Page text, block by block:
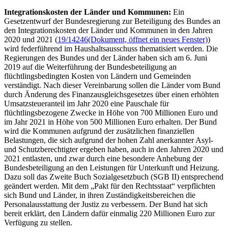
Integrationskosten der Länder und Kommunen: Ein
Gesetzentwurf der Bundesregierung zur Beteiligung des Bundes an
den Integrationskosten der Länder und Kommunen in den Jahren
2020 und 2021 (19/14246(Dokument, öffnet ein neues Fenster))
wird federführend im Haushaltsausschuss thematisiert werden. Die
Regierungen des Bundes und der Länder haben sich am 6. Juni
2019 auf die Weiterführung der Bundesbeteiligung an
flüchtlingsbedingten Kosten von Ländern und Gemeinden
verständigt. Nach dieser Vereinbarung sollen die Länder vom Bund
durch Änderung des Finanzausgleichsgesetzes über einen erhöhten
Umsatzsteueranteil im Jahr 2020 eine Pauschale für
flüchtlingsbezogene Zwecke in Höhe von 700 Millionen Euro und
im Jahr 2021 in Höhe von 500 Millionen Euro erhalten. Der Bund
wird die Kommunen aufgrund der zusätzlichen finanziellen
Belastungen, die sich aufgrund der hohen Zahl anerkannter Asyl-
und Schutzberechtigter ergeben haben, auch in den Jahren 2020 und
2021 entlasten, und zwar durch eine besondere Anhebung der
Bundesbeteiligung an den Leistungen für Unterkunft und Heizung.
Dazu soll das Zweite Buch Sozialgesetzbuch (SGB II) entsprechend
geändert werden. Mit dem „Pakt für den Rechtsstaat“ verpflichten
sich Bund und Länder, in ihren Zuständigkeitsbereichen die
Personalausstattung der Justiz zu verbessern. Der Bund hat sich
bereit erklärt, den Ländern dafür einmalig 220 Millionen Euro zur
Verfügung zu stellen.